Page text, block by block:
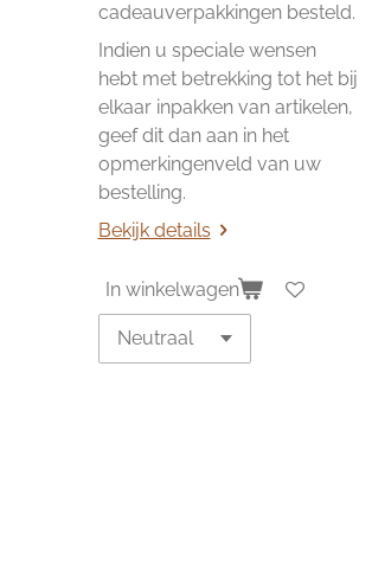
cadeauverpakkingen besteld.
Indien u speciale wensen
hebt met betrekking tot het bij
elkaar inpakken van artikelen,
geef dit dan aan in het
opmerkingenveld van uw
bestelling.
Bekijk details
In winkelwagen